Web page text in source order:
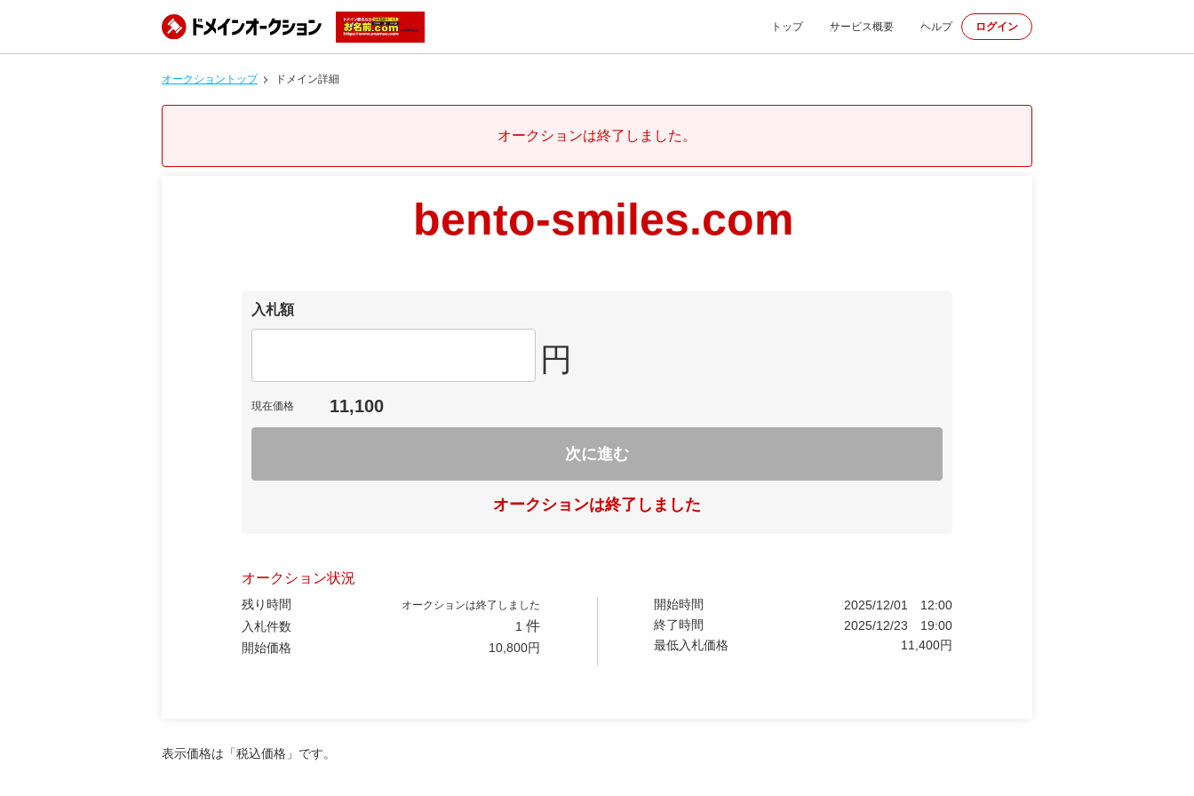
トップ サービス概要 ヘルプ ログイン
オークショントップ ドメイン詳細
オークションは終了しました。
bento-smiles.com
入札額
円
現在価格 11,100
次に進む
オークションは終了しました
オークション状況
残り時間 オークションは終了しました
入札件数 1 件
開始価格 10,800円
開始時間 2025/12/01
12:00
終了時間
2025/12/23
19:00
最低入札価格
11,400円
表示価格は「税込価格」です。